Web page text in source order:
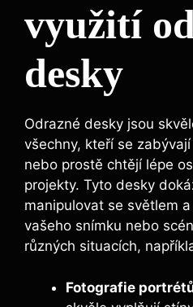
využití
desky
Odrazné desky jsou
všechny, kteří se
nebo​ prostě chtějí lépe⁢
projekty. Tyto desky
manipulovat se světlem
vašeho snímku ‌nebo​
různých ⁢situacích,
Fotografie